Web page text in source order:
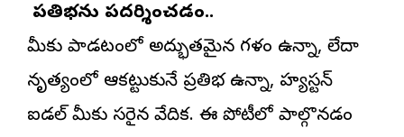
ప్రతిభను ప్రదర్శించడం..
మీకు పాడటంలో అద్భుతమైన గళం ఉన్నా, లేదా
నృత్యంలో ఆకట్టుకునే ప్రతిభ ఉన్నా, హ్యూస్టన్
ఐడల్ మీకు సరైన వేదిక. ఈ పోటీలో పాల్గొనడం